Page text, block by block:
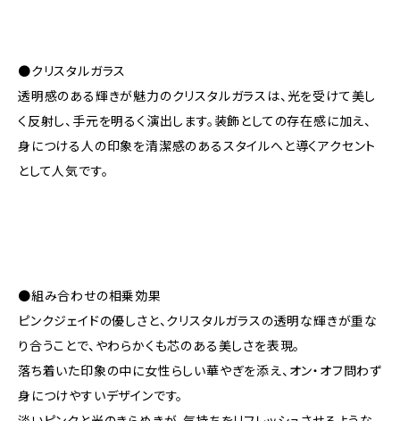
●クリスタルガラス
透明感のある輝きが魅力のクリスタルガラスは、光を受けて美し
く反射し、手元を明るく演出します。装飾としての存在感に加え、
身につける人の印象を清潔感のあるスタイルへと導くアクセント
として人気です。
●組み合わせの相乗効果
ピンクジェイドの優しさと、クリスタルガラスの透明な輝きが重な
り合うことで、やわらかくも芯のある美しさを表現。
落ち着いた印象の中に女性らしい華やぎを添え、オン・オフ問わず
身につけやすいデザインです。